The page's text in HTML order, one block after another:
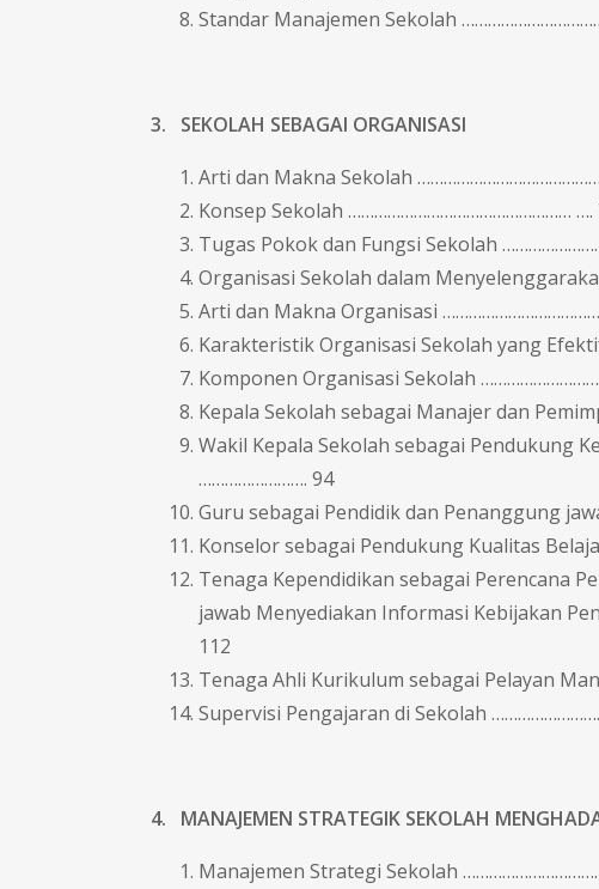
Standar Manajemen Sekolah
3. SEKOLAH SEBAGAI ORGANISASI
Arti dan Makna Sekolah
Konsep Sekolah …………………………………………… ….
Tugas Pokok dan Fungsi Sekolah
Organisasi Sekolah dalam
Arti dan Makna Organisasi
Karakteristik Organisasi Sekolah yang
Komponen Organisasi Sekolah
Kepala Sekolah sebagai Manajer dan
Wakil Kepala Sekolah sebagai Pendukung
……………………. 94
Guru sebagai Pendidik dan Penanggung
Konselor sebagai Pendukung Kualitas
Tenaga Kependidikan sebagai Perencana
jawab Menyediakan Informasi Kebijakan
112
Tenaga Ahli Kurikulum sebagai Pelayan
Supervisi Pengajaran di Sekolah
4. MANAJEMEN STRATEGIK SEKOLAH
Manajemen Strategi Sekolah